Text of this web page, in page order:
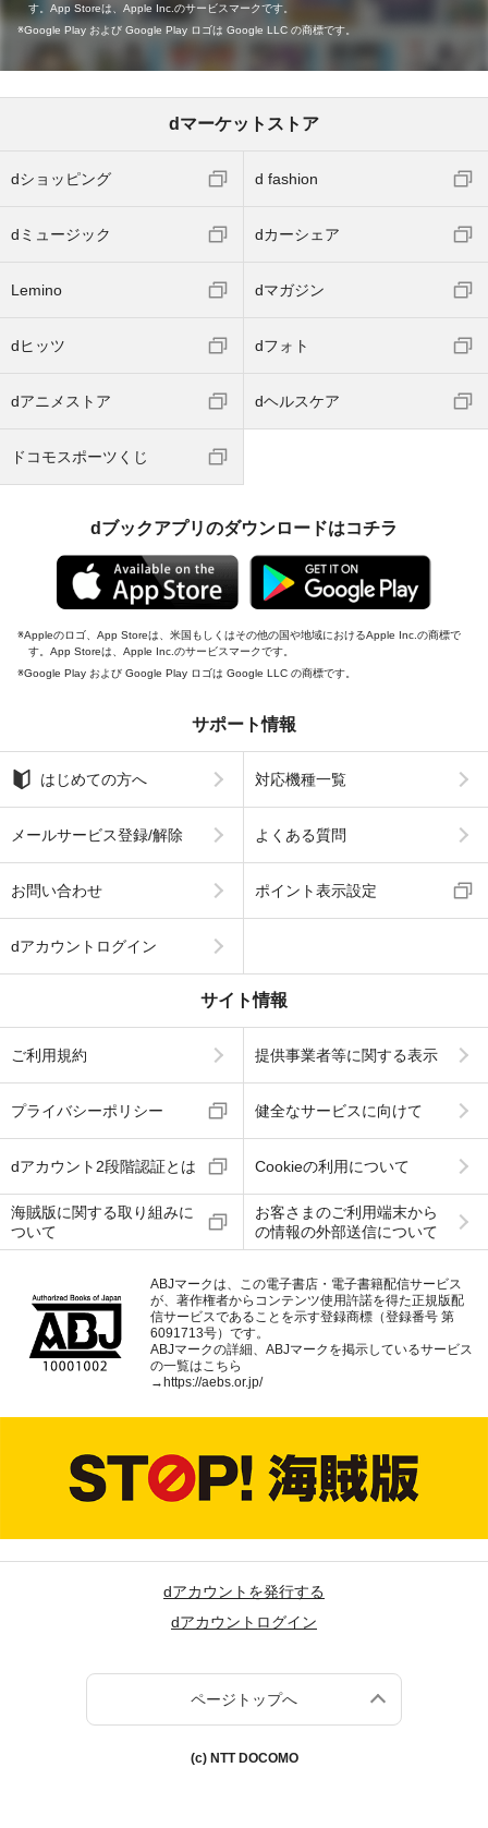
す。App Storeは、Apple Inc.のサービスマークです。
Google Play および Google Play ロゴは Google LLC の商標です。
dマーケットストア
dショッピング d fashion
dミュージック dカーシェア
Lemino dマガジン
dヒッツ dフォト
dアニメストア dヘルスケア
ドコモスポーツくじ
dブックアプリのダウンロードはコチラ
Appleのロゴ、App Storeは、米国もしくはその他の国や地域におけるApple Inc.の商標で
す。App Storeは、Apple Inc.のサービスマークです。
Google Play および Google Play ロゴは Google LLC の商標です。
サポート情報
はじめての方へ 対応機種一覧
メールサービス登録/解除 よくある質問
お問い合わせ ポイント表示設定
dアカウントログイン
サイト情報
ご利用規約 提供事業者等に関する表示
プライバシーポリシー 健全なサービスに向けて
dアカウント2段階認証とは Cookieの利用について
海賊版に関する取り組みに
ついて
お客さまのご利用端末から
の情報の外部送信について
ABJマークは、この電子書店・電子書籍配信サービス
が、著作権者からコンテンツ使用許諾を得た正規版配
信サービスであることを示す登録商標（登録番号 第
6091713号）です。
ABJマークの詳細、ABJマークを掲示しているサービス
の一覧はこちら
→https://aebs.or.jp/
dアカウントを発行する
dアカウントログイン
ページトップへ
(c) NTT DOCOMO